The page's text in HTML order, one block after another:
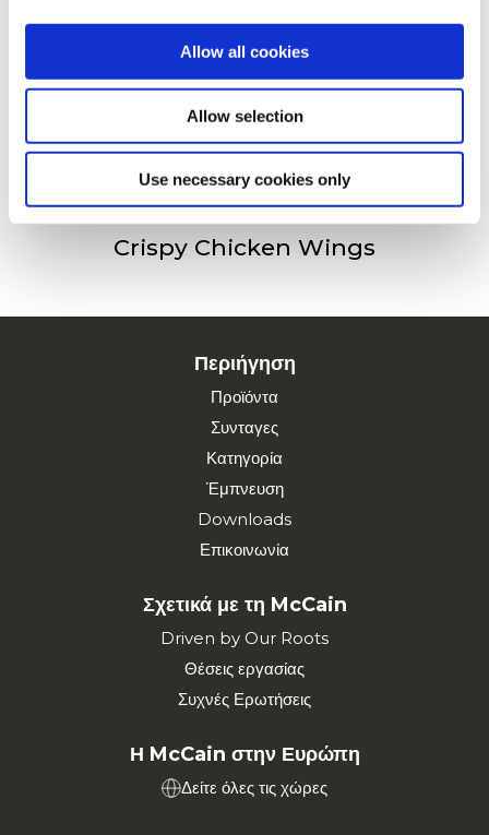
Allow all cookies
Allow selection
Use necessary cookies only
Spicy Chicken Jumbo Wings
Crispy Chicken Wings
Περιήγηση
Προϊόντα
Συνταγες
Κατηγορία
Έμπνευση
Downloads
Επικοινωνία
Σχετικά με τη McCain
Driven by Our Roots
Θέσεις εργασίας
Συχνές Ερωτήσεις
Η McCain στην Ευρώπη
Δείτε όλες τις χώρες